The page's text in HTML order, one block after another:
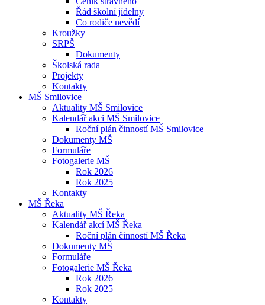
Řád školní jídelny
Co rodiče nevědí
Kroužky
SRPŠ
Dokumenty
Školská rada
Projekty
Kontakty
MŠ Smilovice
Aktuality MŠ Smilovice
Kalendář akci MŠ Smilovice
Roční plán činností MŠ Smilovice
Dokumenty MŠ
Formuláře
Fotogalerie MŠ
Rok 2026
Rok 2025
Kontakty
MŠ Řeka
Aktuality MŠ Řeka
Kalendář akcí MŠ Řeka
Roční plán činností MŠ Řeka
Dokumenty MŠ
Formuláře
Fotogalerie MŠ Řeka
Rok 2026
Rok 2025
Kontakty